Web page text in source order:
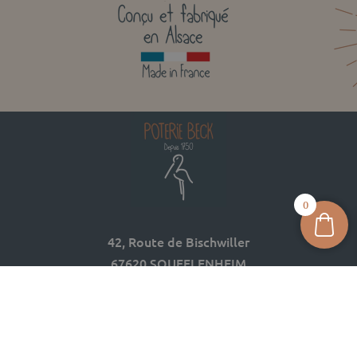
42, Route de Bischwiller
67620 SOUFFLENHEIM
0